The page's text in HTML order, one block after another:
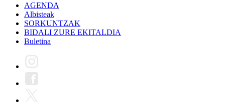
AGENDA
Albisteak
SORKUNTZAK
BIDALI ZURE EKITALDIA
Buletina